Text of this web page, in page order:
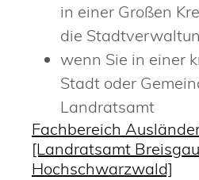
in einer Großen
die
wenn Sie in einer
Stadt oder
Landratsamt
Fachbereich
[Landratsamt
Hochschwarzwald]